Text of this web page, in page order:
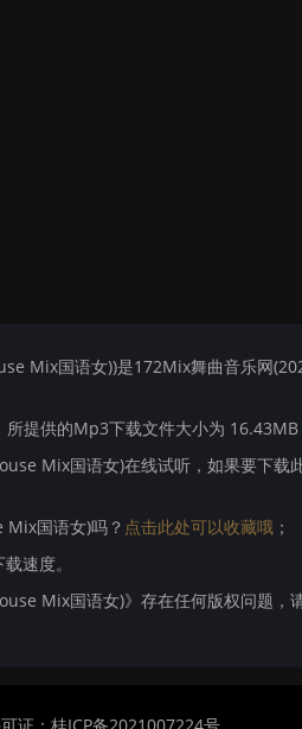
Mix国语女))是172Mix舞曲音乐网
所提供的Mp3下载文件大小为 16.43MB
Mix国语女)在线试听，如果要下载
国语女)吗？ 点击此处可以收藏哦 ；
速度。
Mix国语女)》存在任何版权问题，
证：桂ICP备2021007224号